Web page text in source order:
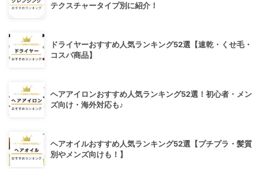
テクスチャータイプ別に紹介！
ドライヤーおすすめ人気ランキング52選【速乾・くせ毛・
コスパ商品】
ヘアアイロンおすすめ人気ランキング52選！初心者・メン
ズ向け・海外対応も♪
ヘアオイルおすすめ人気ランキング52選【プチプラ・髪質
別やメンズ向けも！】